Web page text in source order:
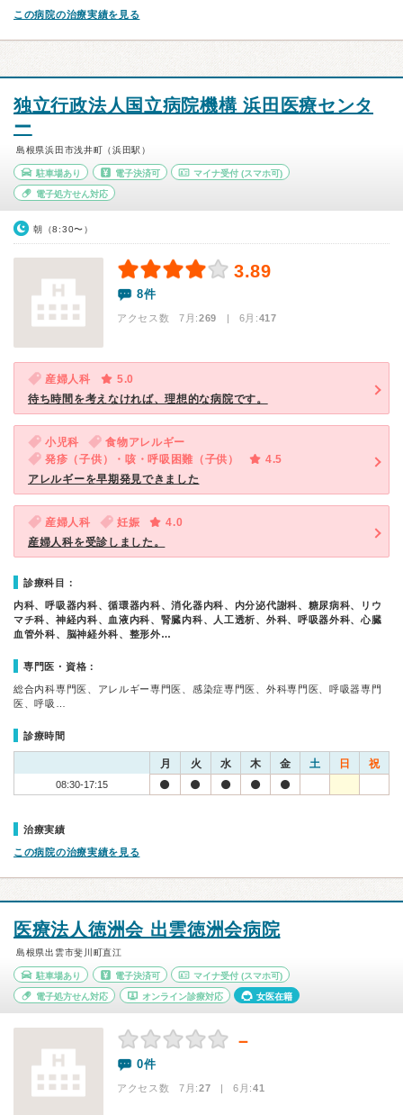
この病院の治療実績を見る
独立行政法人国立病院機構 浜田医療センタ
ー
島根県浜田市浅井町（浜田駅）
駐車場あり 電子決済可 マイナ受付 (スマホ可)
電子処方せん対応
朝（8:30〜）
3.89
8件
アクセス数 7月:269 | 6月:417
産婦人科
5.0
待ち時間を考えなければ、理想的な病院です。
小児科
食物アレルギー
発疹（子供）・咳・呼吸困難（子供）
4.5
アレルギーを早期発見できました
産婦人科 妊娠
4.0
産婦人科を受診しました。
診療科目：
内科、呼吸器内科、循環器内科、消化器内科、内分泌代謝科、糖尿病科、リウ
マチ科、神経内科、血液内科、腎臓内科、人工透析、外科、呼吸器外科、心臓
血管外科、脳神経外科、整形外…
専門医・資格：
総合内科専門医、アレルギー専門医、感染症専門医、外科専門医、呼吸器専門
医、呼吸…
診療時間
月 火 水 木 金 土 日 祝
08:30-17:15
治療実績
この病院の治療実績を見る
医療法人徳洲会 出雲徳洲会病院
島根県出雲市斐川町直江
駐車場あり 電子決済可 マイナ受付 (スマホ可)
電子処方せん対応 オンライン診療対応 女医在籍
－
0件
アクセス数 7月:27 | 6月:41